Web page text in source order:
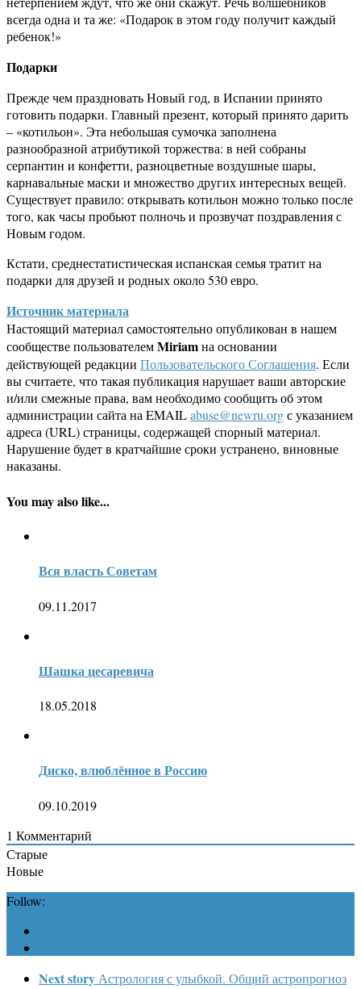
всегда одна и та же: «Подарок в этом году получит каждый
ребенок!»
Подарки
Прежде чем праздновать Новый год, в Испании принято
готовить подарки. Главный презент, который принято дарить
– «котильон». Эта небольшая сумочка заполнена
разнообразной атрибутикой торжества: в ней собраны
серпантин и конфетти, разноцветные воздушные шары,
карнавальные маски и множество других интересных вещей.
Существует правило: открывать котильон можно только после
того, как часы пробьют полночь и прозвучат поздравления с
Новым годом.
Кстати, среднестатистическая испанская семья тратит на
подарки для друзей и родных около 530 евро.
Источник материала
Настоящий материал самостоятельно опубликован в нашем
сообществе пользователемMiriamна основании
действующей редакции Пользовательского Соглашения. Если
вы считаете, что такая публикация нарушает ваши авторские
и/или смежные права, вам необходимо сообщить об этом
администрации сайта на EMAILabuse@newru.orgс указанием
адреса (URL) страницы, содержащей спорный материал.
Нарушение будет в кратчайшие сроки устранено, виновные
наказаны.
You may also like...
Вся власть Советам
09.11.2017
Шашка цесаревича
18.05.2018
Диско, влюблённое в Россию
09.10.2019
1 Комментарий
Старые
Новые
Follow:
Next story Астрология с улыбкой. Общий астропрогноз